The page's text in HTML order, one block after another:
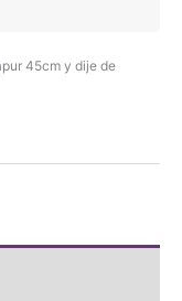
45cm y dije de